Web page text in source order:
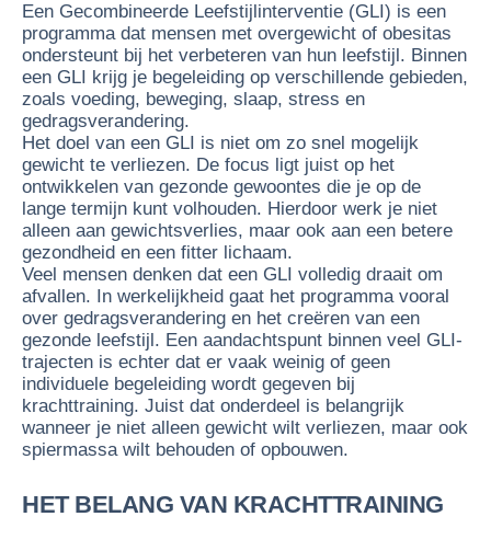
Een Gecombineerde Leefstijlinterventie (GLI) is een
programma dat mensen met overgewicht of obesitas
ondersteunt bij het verbeteren van hun leefstijl. Binnen
een GLI krijg je begeleiding op verschillende gebieden,
zoals voeding, beweging, slaap, stress en
gedragsverandering.
Het doel van een GLI is niet om zo snel mogelijk
gewicht te verliezen. De focus ligt juist op het
ontwikkelen van gezonde gewoontes die je op de
lange termijn kunt volhouden. Hierdoor werk je niet
alleen aan gewichtsverlies, maar ook aan een betere
gezondheid en een fitter lichaam.
Veel mensen denken dat een GLI volledig draait om
afvallen. In werkelijkheid gaat het programma vooral
over gedragsverandering en het creëren van een
gezonde leefstijl. Een aandachtspunt binnen veel GLI-
trajecten is echter dat er vaak weinig of geen
individuele begeleiding wordt gegeven bij
krachttraining. Juist dat onderdeel is belangrijk
wanneer je niet alleen gewicht wilt verliezen, maar ook
spiermassa wilt behouden of opbouwen.
HET BELANG VAN KRACHTTRAINING